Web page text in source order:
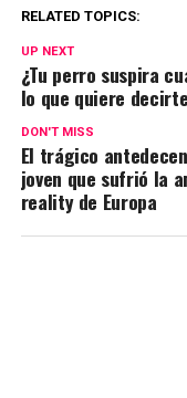
at
s
A
p
p
ce
o
k
RELATED TOPICS:
UP NEXT
¿Tu perro suspira
lo que quiere decirte
DON'T MISS
El trágico
joven que sufrió la
reality de Europa